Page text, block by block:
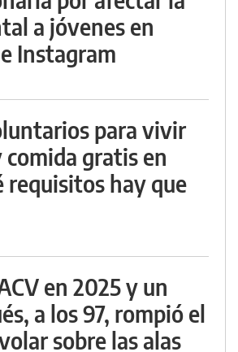
a jóvenes en
Instagram
para vivir
comida gratis en
requisitos hay que
en 2025 y un
a los 97, rompió el
sobre las alas